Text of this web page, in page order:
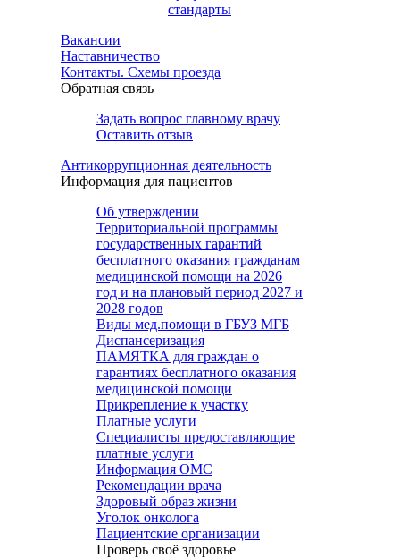
стандарты
Вакансии
Наставничество
Контакты. Схемы проезда
Обратная связь
Задать вопрос главному врачу
Оставить отзыв
Антикоррупционная деятельность
Информация для пациентов
Об утверждении
Территориальной программы
государственных гарантий
бесплатного оказания гражданам
медицинской помощи на 2026
год и на плановый период 2027 и
2028 годов
Виды мед.помощи в ГБУЗ МГБ
Диспансеризация
ПАМЯТКА для граждан о
гарантиях бесплатного оказания
медицинской помощи
Прикрепление к участку
Платные услуги
Специалисты предоставляющие
платные услуги
Информация ОМС
Рекомендации врача
Здоровый образ жизни
Уголок онколога
Пациентские организации
Проверь своё здоровье